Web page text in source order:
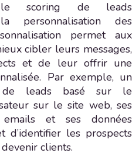
le scoring de leads
personnalisation des
permet aux
cibler leurs messages,
et de leur offrir une
Par exemple, un
de leads basé sur le
sur le site web, ses
et ses données
d’identifier les prospects
clients.